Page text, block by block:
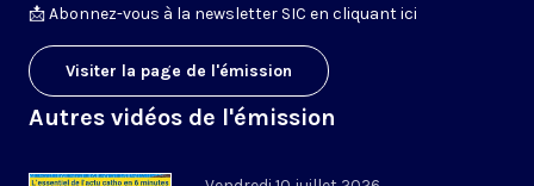
📩Abonnez-vous à la newsletter SIC en cliquant ici
Visiter la page de l'émission
Autres vidéos de l'émission